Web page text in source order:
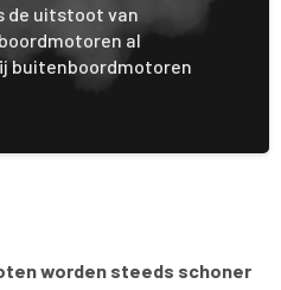
de uitstoot van
al
buitenboordmotoren
worden steeds schoner